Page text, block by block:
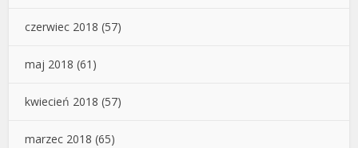
czerwiec 2018 (57)
maj 2018 (61)
kwiecień 2018 (57)
marzec 2018 (65)